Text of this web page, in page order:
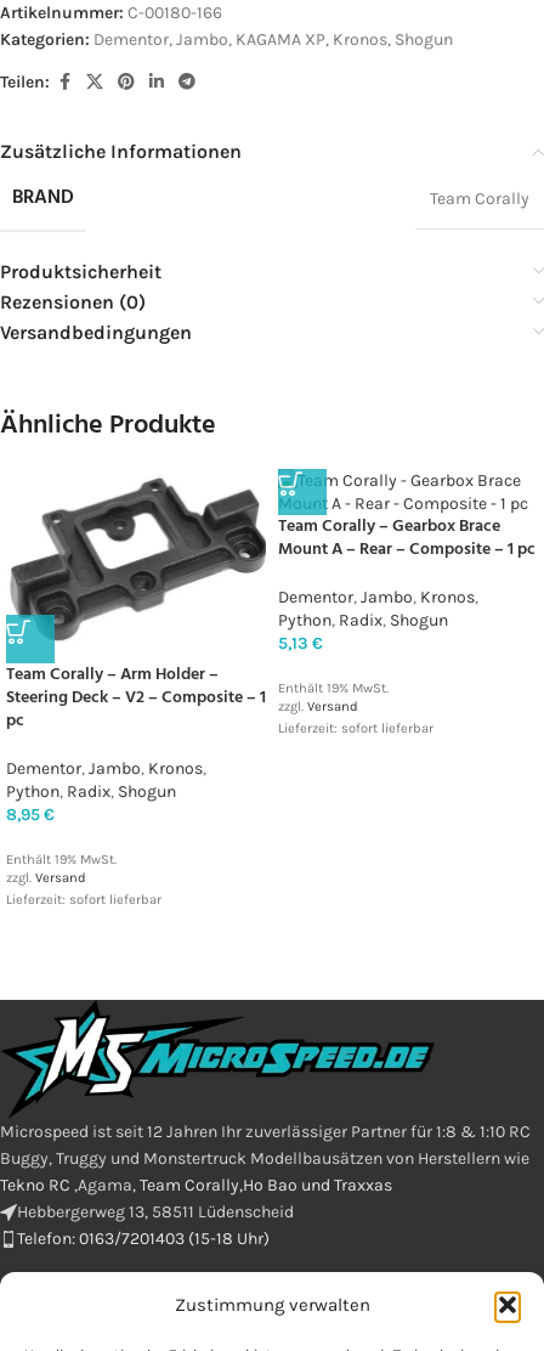
Zustimmung verwalten
Artikelnummer: C-00180-166
Kategorien: Dementor,Jambo, KAGAMA XP, Kronos, Shogun
Teilen:
Zusätzliche Informationen
BRAND Team Corally
Produktsicherheit
Rezensionen (0)
Versandbedingungen
Ähnliche Produkte
Team Corally – Arm Holder –
Steering Deck – V2 – Composite – 1
pc
Dementor,Jambo, Kronos,
Python, Radix, Shogun
8,95€
Enthält 19% MwSt.
zzgl. Versand
Lieferzeit: sofort lieferbar
Team Corally – Gearbox Brace
Mount A – Rear – Composite – 1 pc
Dementor,Jambo, Kronos,
Python, Radix, Shogun
5,13 €
Enthält 19% MwSt.
zzgl. Versand
Lieferzeit: sofort lieferbar
Microspeed ist seit 12 Jahren Ihr zuverlässiger Partner für 1:8 & 1:10 RC
Buggy, Truggy und Monstertruck Modellbausätzen von Herstellern wie
Tekno RC ,Agama,Team Corally,Ho Bao und Traxxas
Hebbergerweg 13, 58511 Lüdenscheid
Telefon: 0163/7201403 (15-18 Uhr)